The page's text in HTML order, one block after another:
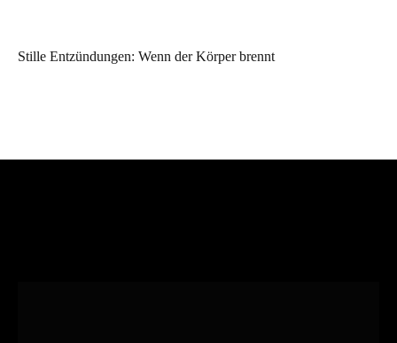
Stille Entzündungen: Wenn der Körper brennt